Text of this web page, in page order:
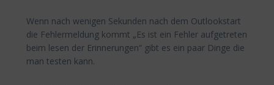
Wenn nach wenigen Sekunden nach dem Outlookstart
die Fehlermeldung kommt „Es ist ein Fehler aufgetreten
beim lesen der Erinnerungen“ gibt es ein paar Dinge die
man testen kann.